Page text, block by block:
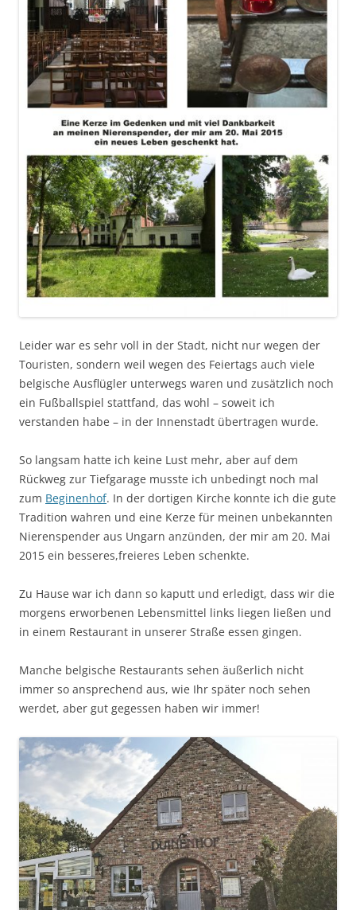
Leider war es sehr voll in der Stadt, nicht nur wegen der
Touristen, sondern weil wegen des Feiertags auch viele
belgische Ausflügler unterwegs waren und zusätzlich noch
ein Fußballspiel stattfand, das wohl – soweit ich
verstanden habe – in der Innenstadt übertragen wurde.
So langsam hatte ich keine Lust mehr, aber auf dem
Rückweg zur Tiefgarage musste ich unbedingt noch mal
zum Beginenhof. In der dortigen Kirche konnte ich die gute
Tradition wahren und eine Kerze für meinen unbekannten
Nierenspender aus Ungarn anzünden, der mir am 20. Mai
2015 ein besseres,freieres Leben schenkte.
Zu Hause war ich dann so kaputt und erledigt, dass wir die
morgens erworbenen Lebensmittel links liegen ließen und
in einem Restaurant in unserer Straße essen gingen.
Manche belgische Restaurants sehen äußerlich nicht
immer so ansprechend aus, wie Ihr später noch sehen
werdet, aber gut gegessen haben wir immer!